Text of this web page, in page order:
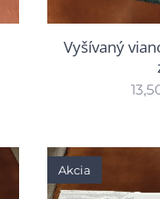
Vyšívaný
Akcia